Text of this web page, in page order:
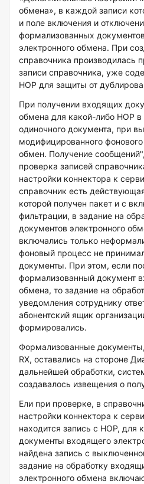
обмена», в каждой записи
и поле включения и
формализованных
электронного обмена. При
справочника производилась
записи справочника, уже
НОР для защиты от
При получении входящих
обмена для какой-либо НОР в
одиночного документа, при
модифицированного
обмен. Получение
проверка записей
настройки коннектора к
справочник есть
которой получен пакет и с
фильтрации, в задание на
документов электронного
включались только
фоновый процесс не
документы. При этом, если
формализованный документ
обмена, то задание на
уведомления сотруднику
абонентский ящик
формировались.
Формализованные
RX, оставались на стороне
дальнейшей обработки,
создавалось извещения о
Ели при проверке, в
настройки коннектора к
находится запись с НОР, для
документы входящего
найдена запись с
задание на обработку
электронного обмена